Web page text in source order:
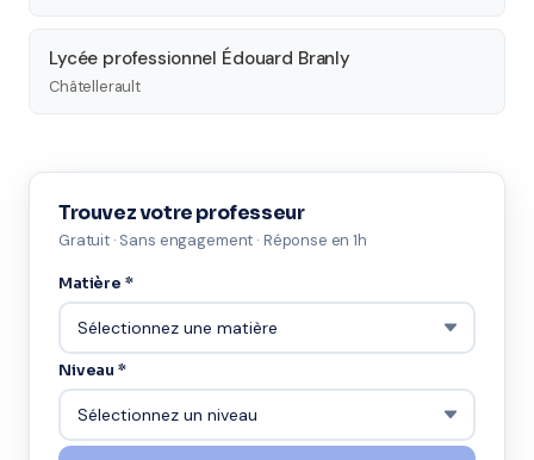
Lycée professionnel Édouard Branly
Châtellerault
Trouvez votre professeur
Gratuit · Sans engagement · Réponse en 1h
Matière *
Niveau *